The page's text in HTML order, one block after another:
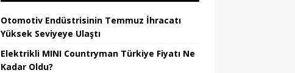
Otomotiv Endüstrisinin Temmuz İhracatı
Yüksek Seviyeye Ulaştı
Elektrikli MINI Countryman Türkiye Fiyatı Ne
Kadar Oldu?